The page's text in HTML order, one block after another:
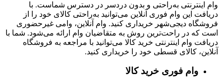
وام اینترنتی به‌راحتی و بدون دردسر در دسترس شماست. با
دریافت این وام فوری آنلاین می‌توانید به‌راحتی کالای خود را از
فروشگاه دیجی‌شهر خریداری کنید. وام آنلاین، وامی غیرحضوری
است که در راحت‌ترین روش به متقاضیان وام ارائه می‌شود. شما با
دریافت وام اینترنتی خرید کالا می‌توانید با مراجعه به فروشگاه
آنلاین، کالای قسطی خود را خریداری کنید.
وام فوری خرید کالا